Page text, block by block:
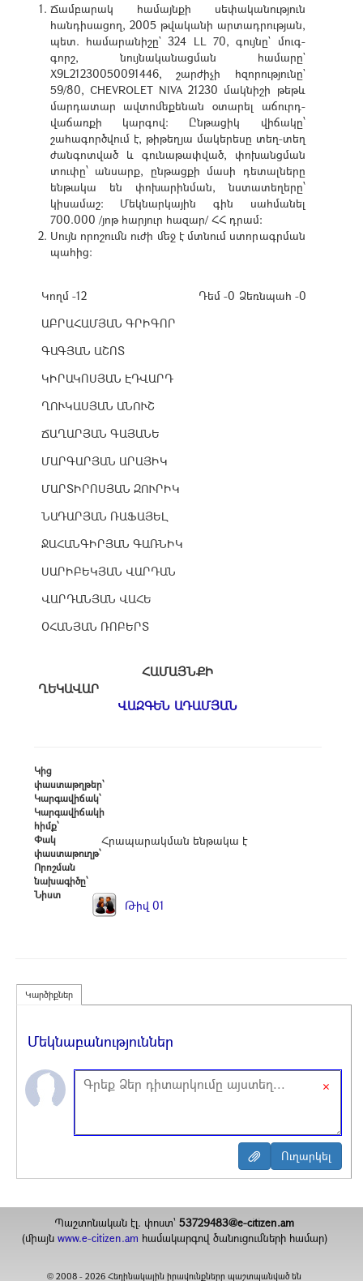
Ճամբարակ համայնքի սեփականություն
հանդիսացող, 2005 թվականի արտադրության,
պետ. համարանիշը` 324 LL 70, գույնը` մուգ-
գորշ, նույնականացման համարը`
X9L21230050091446, շարժիչի հզորությունը`
59/80, CHEVROLET NIVA 21230 մակնիշի թեթև
մարդատար ավտոմեքենան օտարել աճուրդ-
վաճառքի կարգով: Ընթացիկ վիճակը՝
շահագործվում է, թիթեղյա մակերեսը տեղ-տեղ
ժանգոտված և գունաթափված, փոխանցման
տուփը՝ անսարք, ընթացքի մասի դետալները
ենթակա են փոխարինման, նստատեղերը՝
կիսամաշ: Մեկնարկային գին սահմանել
700.000 /յոթ հարյուր հազար/ ՀՀ դրամ:
Սույն որոշումն ուժի մեջ է մտնում ստորագրման
պահից:
Կողմ -12
ԱԲՐԱՀԱՄՅԱՆ ԳՐԻԳՈՐ
ԳԱԳՅԱՆ ԱՇՈՏ
ԿԻՐԱԿՈՍՅԱՆ ԷԴՎԱՐԴ
ՂՈՒԿԱՍՅԱՆ ԱՆՈՒՇ
ՃԱՂԱՐՅԱՆ ԳԱՅԱՆԵ
ՄԱՐԳԱՐՅԱՆ ԱՐԱՅԻԿ
ՄԱՐՏԻՐՈՍՅԱՆ ԶՈՒՐԻԿ
ՆԱԴԱՐՅԱՆ ՌԱՖԱՅԵԼ
ՋԱՀԱՆԳԻՐՅԱՆ ԳԱՌՆԻԿ
ՍԱՐԻԲԵԿՅԱՆ ՎԱՐԴԱՆ
ՎԱՐԴԱՆՅԱՆ ՎԱՀԵ
ՕՀԱՆՅԱՆ ՌՈԲԵՐՏ
Դեմ -0 Ձեռնպահ -0
ՀԱՄԱՅՆՔԻ
ՂԵԿԱՎԱՐ
ՎԱԶԳԵՆ ԱԴԱՄՅԱՆ
Կից
փաստաթղթեր՝
Կարգավիճակ՝
Կարգավիճակի
հիմք՝
Փակ
փաստաթուղթ՝
Հրապարակման ենթակա է
Որոշման
նախագիծը՝
Նիստ
Թիվ 01
Կարծիքներ
Մեկնաբանություններ
×
Պաշտոնական էլ. փոստ`53729483@e-citizen.am
(միայն www.e-citizen.am համակարգով ծանուցումների համար)
© 2008 -2026 Հեղինակային իրավունքները պաշտպանված են